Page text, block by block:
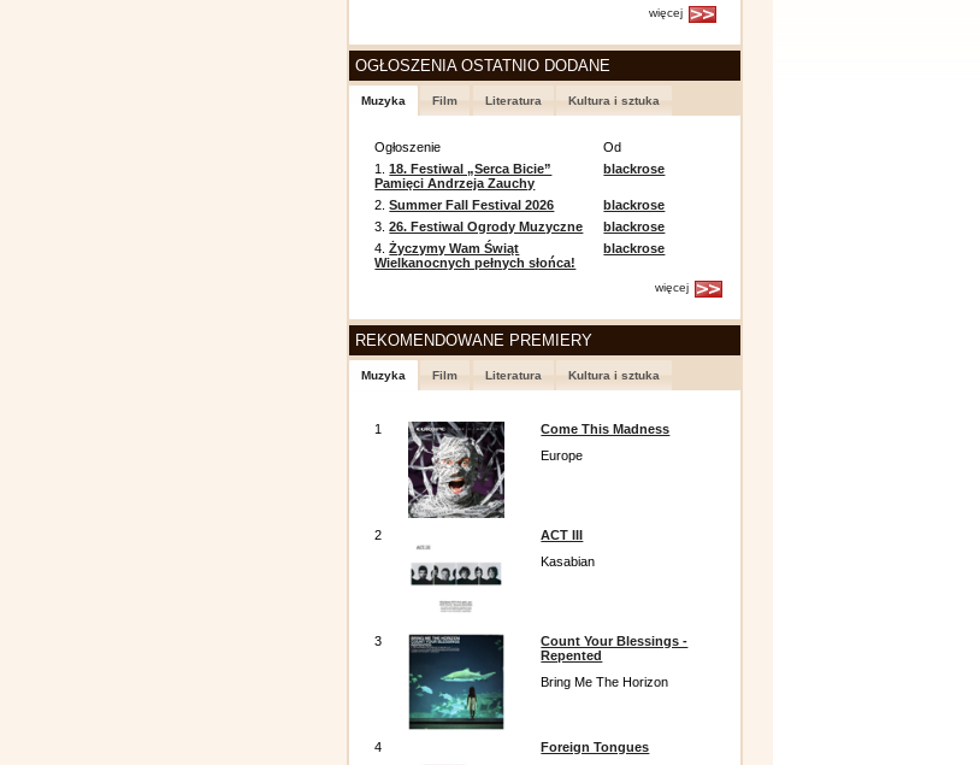
więcej
OGŁOSZENIA OSTATNIO DODANE
Muzyka Film Literatura Kultura i sztuka
Ogłoszenie
Od
1.18. Festiwal „Serca Bicie”
Pamięci Andrzeja Zauchy
blackrose
2.Summer Fall Festival 2026
blackrose
3.26. Festiwal Ogrody Muzyczne
blackrose
4.Życzymy Wam Świąt
Wielkanocnych pełnych słońca!
blackrose
więcej
REKOMENDOWANE PREMIERY
Muzyka Film Literatura Kultura i sztuka
1
Come This Madness
Europe
2
ACT III
Kasabian
3
Count Your Blessings -
Repented
Bring Me The Horizon
4
Foreign Tongues